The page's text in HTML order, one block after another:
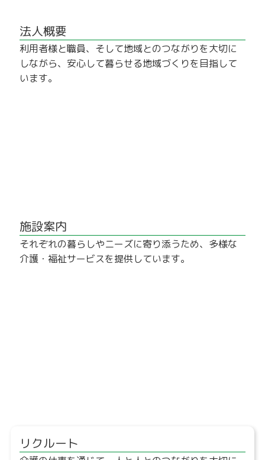
法人概要
利用者様と職員、そして地域とのつながりを大切に
しながら、安心して暮らせる地域づくりを目指して
います。
施設案内
それぞれの暮らしやニーズに寄り添うため、多様な
介護・福祉サービスを提供しています。
リクルート